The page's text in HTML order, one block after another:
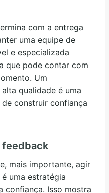
com a entrega
uma equipe de
e especializada
que pode contar com
Um
qualidade é uma
construir confiança
feedback
mais importante, agir
uma estratégia
confiança. Isso mostra